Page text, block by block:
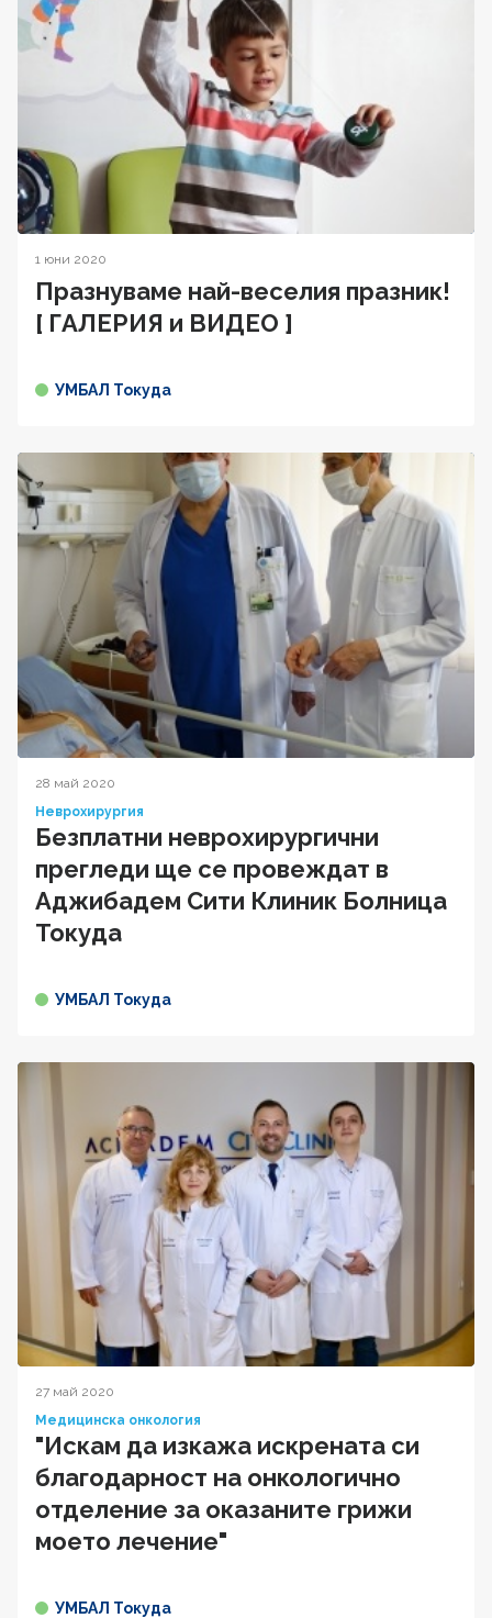
1 юни 2020
Празнуваме най-веселия празник!
[ ГАЛЕРИЯ и ВИДЕО ]
УМБАЛ Токуда
28 май 2020
Неврохирургия
Безплатни неврохирургични
прегледи ще се провеждат в
Аджибадем Сити Клиник Болница
Токуда
УМБАЛ Токуда
27 май 2020
Медицинска онкология
"Искам да изкажа искрената си
благодарност на онкологично
отделение за оказаните грижи
моето лечение"
УМБАЛ Токуда